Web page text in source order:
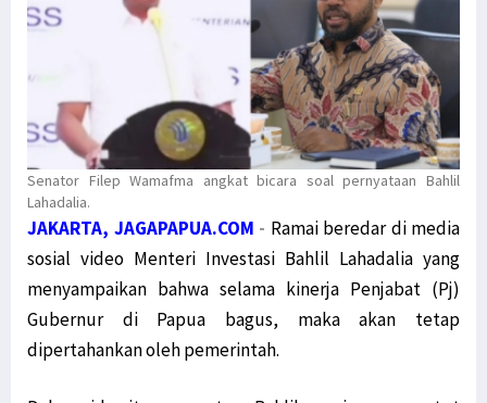
Senator Filep Wamafma angkat bicara soal pernyataan Bahlil
Lahadalia.
JAKARTA, JAGAPAPUA.COM - Ramai beredar di media
sosial video Menteri Investasi Bahlil Lahadalia yang
menyampaikan bahwa selama kinerja Penjabat (Pj)
Gubernur di Papua bagus, maka akan tetap
dipertahankan oleh pemerintah.